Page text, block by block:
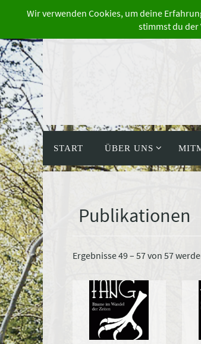
Zum
Inhalt
springen
START ÜBER UNS
Publikationen
Ergebnisse 49 – 57 von 57